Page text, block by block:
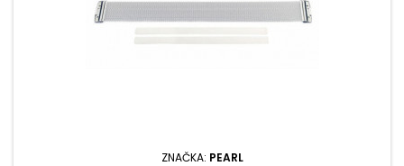
ZNAČKA: PEARL